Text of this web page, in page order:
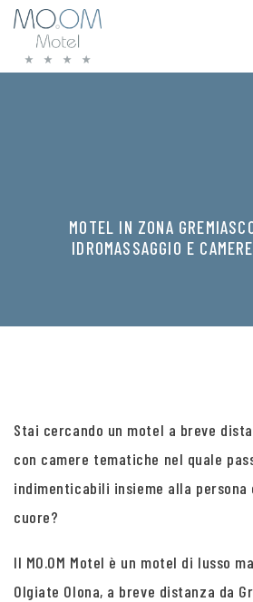
MOTEL IN ZONA
IDROMASSAGGIO E
Stai cercando un motel a breve
con camere tematiche nel quale
indimenticabili insieme alla
cuore?
Il MO.OM Motel è un motel di lusso
Olgiate Olona, a breve distanza da